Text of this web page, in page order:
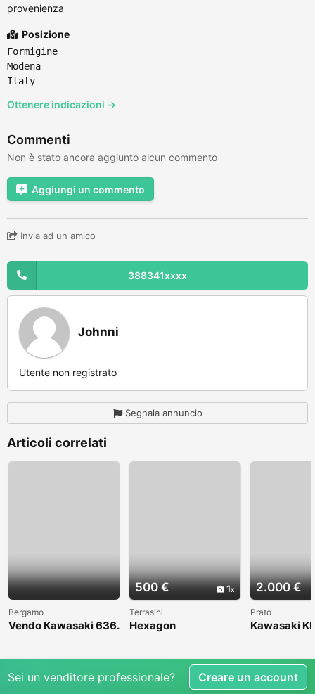
provenienza
Posizione
Formigine
Modena
Italy
Ottenere indicazioni →
Commenti
Non è stato ancora aggiunto alcun commento
Aggiungi un commento
Invia ad un amico
388341xxxx
Johnni
Utente non registrato
Segnala annuncio
Articoli correlati
Bergamo
Vendo Kawasaki 636.
500 € 1
Terrasini
Hexagon
2.000 €
Prato
Kawasaki
Sei un venditore professionale? Creare un account